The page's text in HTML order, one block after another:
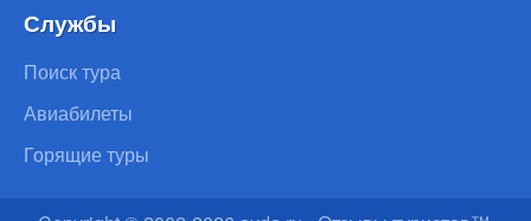
Службы
Поиск тура
Авиабилеты
Горящие туры